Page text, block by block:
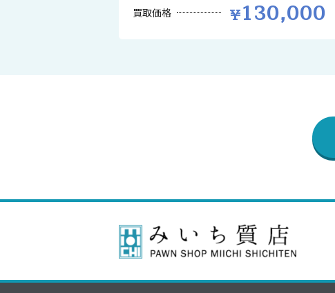
買取価格 130,000